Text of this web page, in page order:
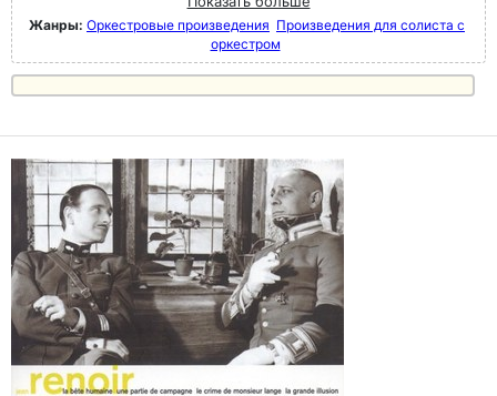
Жанры: Оркестровые произведения Произведения для солиста с
оркестром